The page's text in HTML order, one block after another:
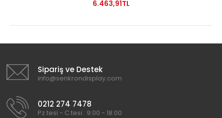
6.463,91TL
Sipariş ve Destek
info@senkrondisplay.com
0212 274 7478
Pz.tesi - C.tesi : 9:00 - 18:00